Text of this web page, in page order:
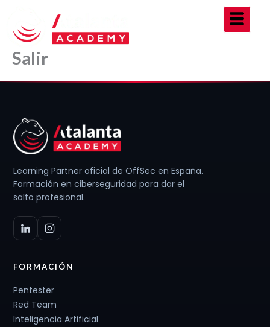
contenido
Salir
Learning Partner oficial de OffSec en España.
Formación en ciberseguridad para dar el
salto profesional.
FORMACIÓN
Pentester
Red Team
Inteligencia Artificial